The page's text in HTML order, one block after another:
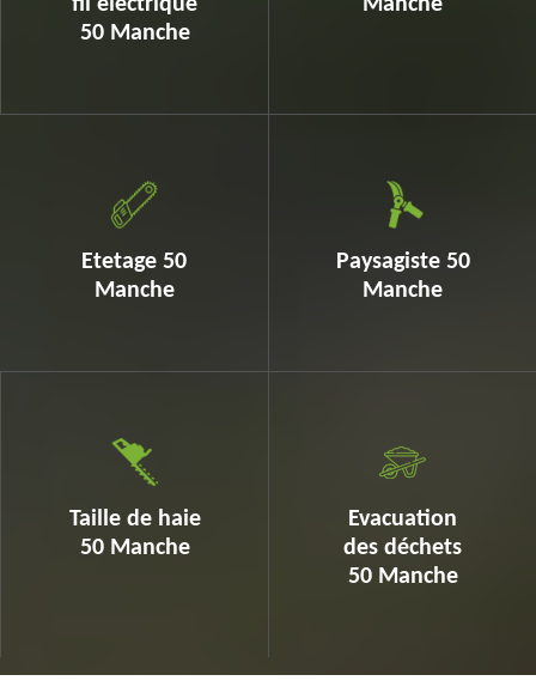
fil electrique
50 Manche
Manche
Etetage 50
Manche
Paysagiste 50
Manche
Taille de haie
50 Manche
Evacuation
des déchets
50 Manche